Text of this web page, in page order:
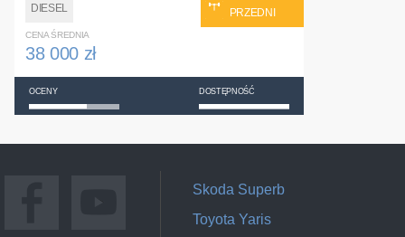
DIESEL
PRZEDNI
CENA ŚREDNIA
38 000 zł
OCENY DOSTĘPNOŚĆ
Skoda Superb
Toyota Yaris